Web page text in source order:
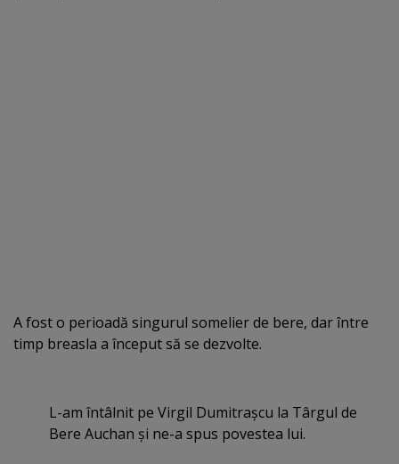
A fost o perioadă singurul somelier de bere, dar între
timp breasla a început să se dezvolte.
L-am întâlnit pe Virgil Dumitraşcu la Târgul de
Bere Auchan şi ne-a spus povestea lui.